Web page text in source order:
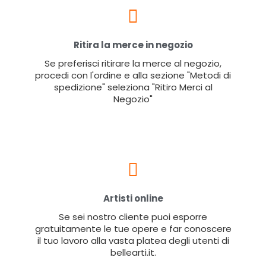
Ritira la merce in negozio
Se preferisci ritirare la merce al negozio,
procedi con l'ordine e alla sezione "Metodi di
spedizione" seleziona "Ritiro Merci al
Negozio"
Artisti online
Se sei nostro cliente puoi esporre
gratuitamente le tue opere e far conoscere
il tuo lavoro alla vasta platea degli utenti di
bellearti.it.